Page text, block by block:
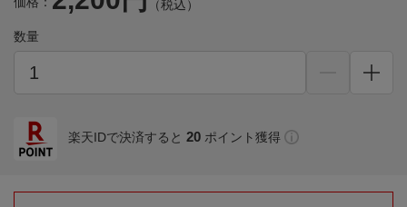
（税込）
数量
楽天IDで決済すると 20 ポイント獲得